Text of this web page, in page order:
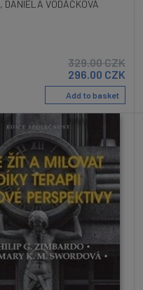
, DANIELA VODÁČKOVÁ
329.00CZK
296.00 CZK
Add to basket